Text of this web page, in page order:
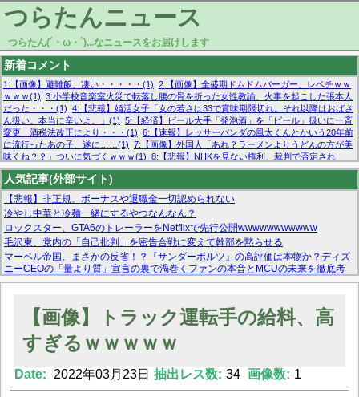
つらたんニュース
つらたん(´・ω・`)...なニュースをお届けします
新着コメント
1:【画像】避難飯、凄い・・・・・(1) 2:【画像】全盛期ドムドムバーガー、レベチｗｗ
ｗｗｗ(1) 3:小学校音楽室火災で転落し腰の骨を折った女性教諭、火事を起こした張本人
だった・・・(1) 4:【悲報】婚活女子「女の若さは33で賞味期限切れ。それ以降はおばさ
ん扱い。本当に辛いよ。」(1) 5:【経済】ビール大手「発泡酒」を「ビール」扱いに一斉
変更 酒税法改正により・・・(1) 6:【速報】レッサーパンダの風太くんとかいう20年前
に流行ったあの子、遂に……(1) 7:【画像】外国人「あれ？ラーメンよりうどんの方が美
味くね？？」ついに気づくｗｗｗ(1) 8:【悲報】NHKを見ない権利、裁判で否定され
る・・・(1) 9:欧州委員長「原発縮小は間違いでした」(1) 10:【悲報】日本企業の人手不
足、限界突破 52%「正社員も足りてません…」(1)
人気記事(外部サイト)
【悲報】非正規、ボーナスや退職金一切認められない
冷やし中華と冷麺一緒にするやつなんなん？
ロックスター、GTA6のトレーラーをNetflixで先行公開wwwwwwwwwww
毛沢東、党内の「自己批判」を密告合戦に変えて幹部を黙らせる
マーベル帝国、まさかの反省！？『サンダーボルツ』の高評価は本物か？ディズ
ニーCEOの「量より質」宣言の裏で渦巻くファンの本音とMCUの未来を徹底考
察！
【画像あり】FacebookとかTwitterで拾ったエロ画像貼ってくよ
【画像】トラック運転手の給料、高
すぎるｗｗｗｗｗ
Date: 2022年03月23日 抽出レス数: 34 画像数: 1